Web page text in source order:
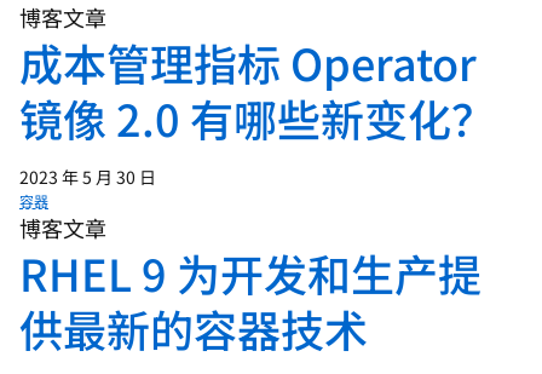
博客文章
成本管理指标 Operator
镜像 2.0 有哪些新变化？
2023 年 5 月 30 日
容器
博客文章
RHEL 9 为开发和生产提
供最新的容器技术